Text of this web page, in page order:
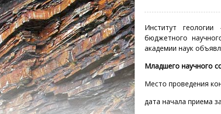
Институт геологии
бюджетного
академии наук
Младшего научного
Место проведения
дата начала приема